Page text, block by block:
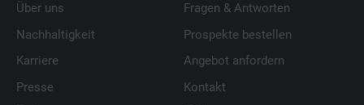
Über uns
Nachhaltigkeit
Karriere
Presse
Fragen & Antworten
Prospekte bestellen
Angebot anfordern
Kontakt